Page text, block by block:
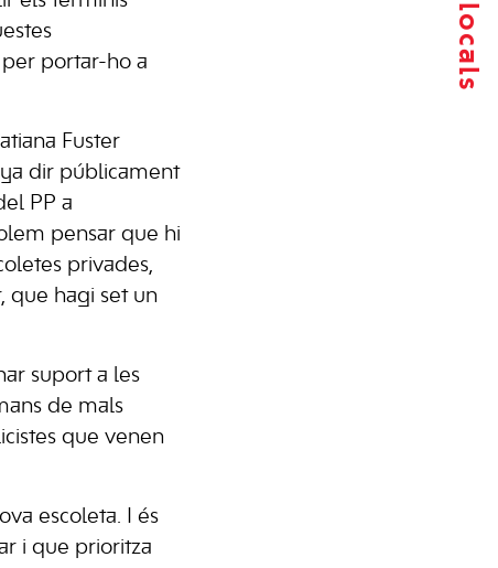
per portar-ho a
Fuster
dir públicament
PP a
pensar que hi
privades,
que hagi set un
suport a les
de mals
que venen
escoleta. I és
i que prioritza